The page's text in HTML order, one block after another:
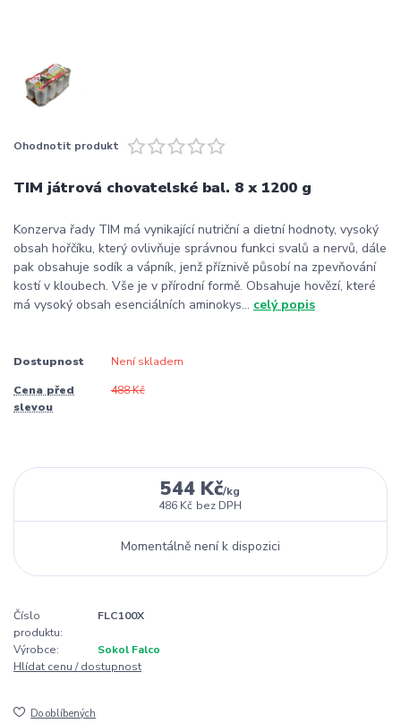
Ohodnotit produkt
TIM játrová chovatelské bal. 8 x 1200 g
Konzerva řady TIM má vynikající nutriční a dietní hodnoty, vysoký
obsah hořčíku, který ovlivňuje správnou funkci svalů a nervů, dále
pak obsahuje sodík a vápník, jenž příznivě působí na zpevňování
kostí v kloubech. Vše je v přírodní formě. Obsahuje hovězí, které
má vysoký obsah esenciálních aminokys... celý popis
Dostupnost Není skladem
Cena před
slevou
488 Kč
544 Kč/kg
486 Kč bez DPH
Momentálně není k dispozici
Číslo
produktu:
FLC100X
Výrobce:
Sokol Falco
Hlídat cenu / dostupnost
Do oblíbených